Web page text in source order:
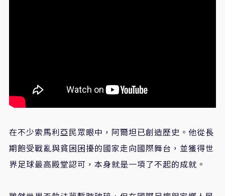
在不少索馬利亞民眾眼中，阿爾坦已創造歷史。他從長
期飽受戰亂與貧困困擾的國家走向國際舞台，並獲得世
界足球最高殿堂認可，本身就是一項了不起的成就。